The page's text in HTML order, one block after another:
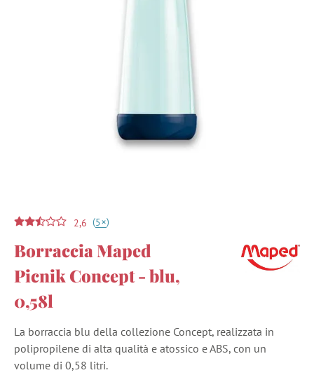
2,6 (5+)
Borraccia Maped
Picnik Concept - blu,
0,58l
La borraccia blu della collezione Concept, realizzata in
polipropilene di alta qualità e atossico e ABS, con un
volume di 0,58 litri.